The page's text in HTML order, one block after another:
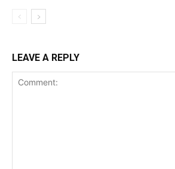
LEAVE A REPLY